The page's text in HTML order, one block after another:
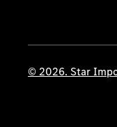
© 2026. Star